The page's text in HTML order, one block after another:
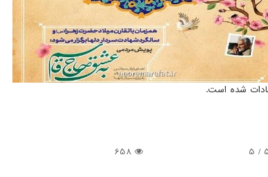
شده است.
/
5
658